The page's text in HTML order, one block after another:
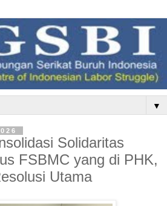
▼
Solidaritas
FSBMC yang di PHK,
Utama